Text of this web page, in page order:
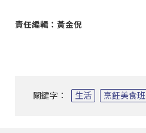
責任編輯：黃金倪
關鍵字： 生活 烹飪美食班